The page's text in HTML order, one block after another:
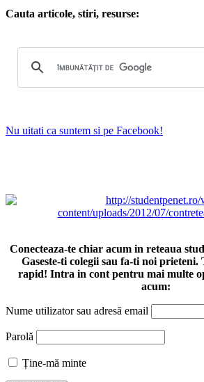
Cauta articole, stiri, resurse:
Nu uitati ca suntem si pe Facebook!
Conecteaza-te chiar acum in reteaua
Gaseste-ti colegii sau fa-ti noi prieteni.
rapid! Intra in cont pentru mai multe
acum:
Nume utilizator sau adresă email
Parolă
Ține-mă minte